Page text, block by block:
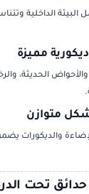
البيئة الداخلية
مميزة
والأحواض الحديثة،
متوازن
والديكورات
تحت